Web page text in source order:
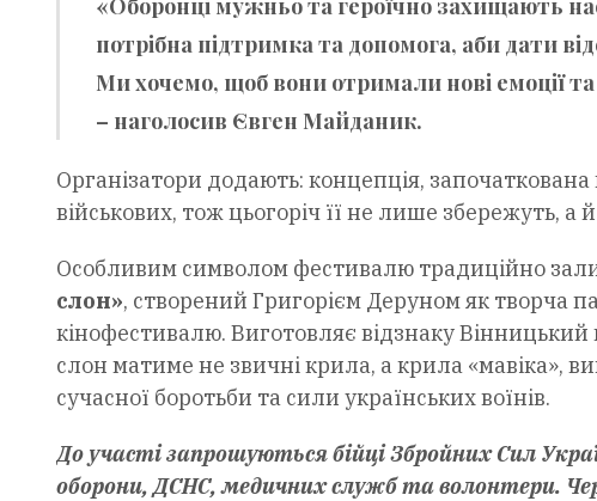
потрібна підтримка та допомога, аби дати
Ми хочемо, щоб вони отримали нові емоції
– наголосив Євген Майданик.
Організатори додають: концепція,
військових, тож цьогоріч її не лише збережуть, а
Особливим символом фестивалю традиційно
слон», створений Григорієм Деруном як творча
кінофестивалю. Виготовляє відзнаку Вінницький
слон матиме не звичні крила, а крила «мавіка»,
сучасної боротьби та сили українських воїнів.
До участі запрошуються бійці Збройних Сил
оборони, ДСНС, медичних служб та волонтери.